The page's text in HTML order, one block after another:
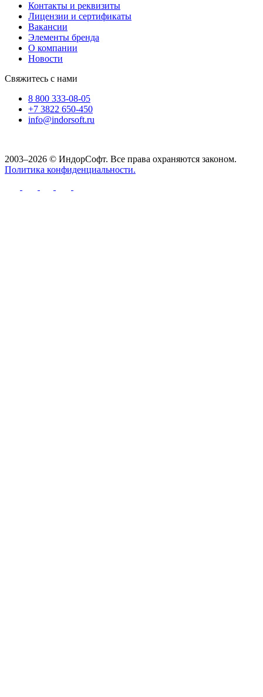
Контакты и реквизиты
Лицензии и сертификаты
Вакансии
Элементы бренда
О компании
Новости
Свяжитесь с нами
8 800 333-08-05
+7 3822 650-450
info@indorsoft.ru
2003–2026 © ИндорСофт. Все права охраняются законом.
Политика конфиденциальности.